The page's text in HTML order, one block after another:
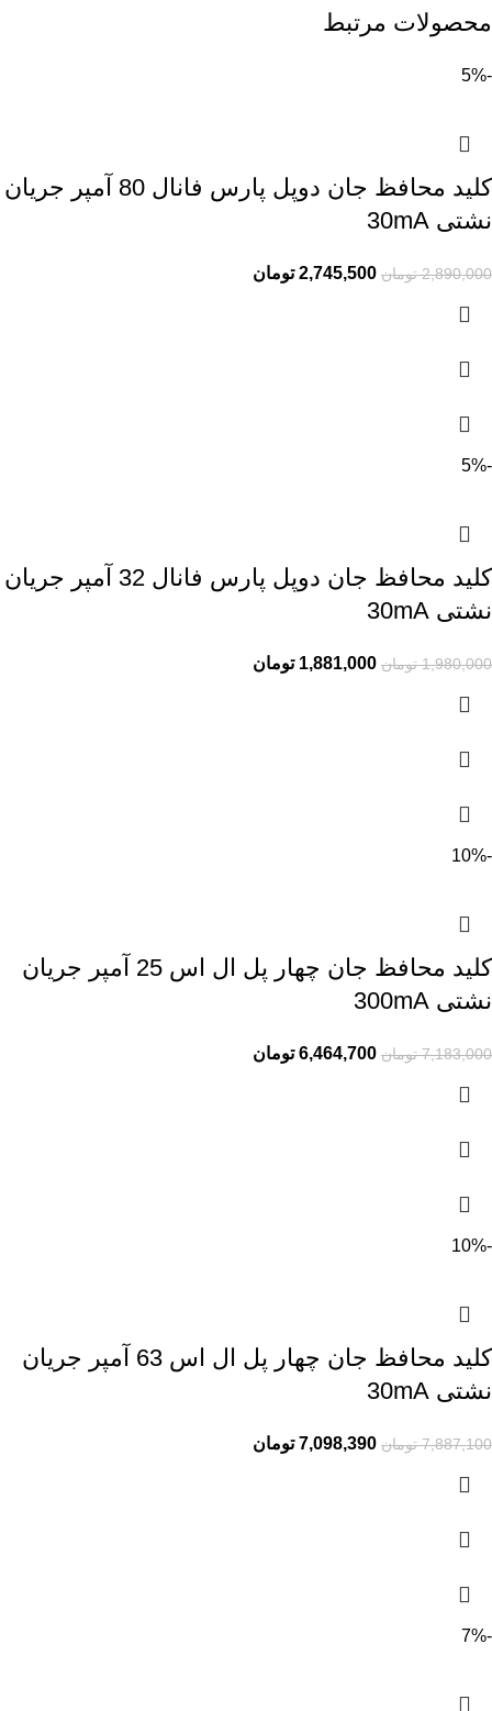
محصولات مرتبط
-5%
کلید محافظ جان دوپل پارس فانال 80 آمپر جریان
نشتی 30mA
2,890,000 تومان 2,745,500 تومان
-5%
کلید محافظ جان دوپل پارس فانال 32 آمپر جریان
نشتی 30mA
1,980,000 تومان 1,881,000 تومان
-10%
کلید محافظ جان چهار پل ال اس 25 آمپر جریان
نشتی 300mA
7,183,000 تومان 6,464,700 تومان
-10%
کلید محافظ جان چهار پل ال اس 63 آمپر جریان
نشتی 30mA
7,887,100 تومان 7,098,390 تومان
-7%